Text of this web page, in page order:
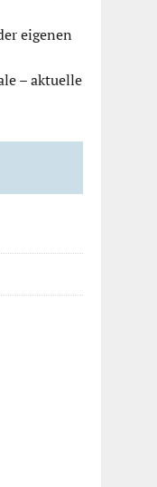
eigenen
– aktuelle